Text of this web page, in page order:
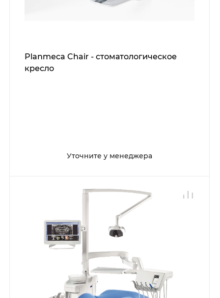
Planmeca Chair - стоматологическое
кресло
Уточните у менеджера